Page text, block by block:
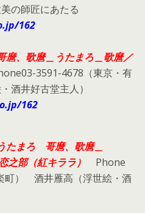
の師匠にあたる
162
麿、歌麿＿うたまろ＿歌麿／
3591-4678（東京・有
酒井好古堂主人）
162
たまろ 哥麿、歌麿＿
之部（紅キララ）
Phone
町） 酒井雁高（浮世絵・酒